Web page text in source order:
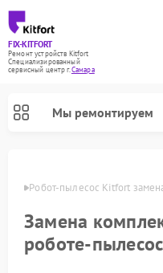
FIX-KITFORT
Ремонт устройств Kitfort
Специализированный
cервисный центр г.Самара
Мы ремонтируем
Робот-пылесос Kitfort
Замена
роботе-